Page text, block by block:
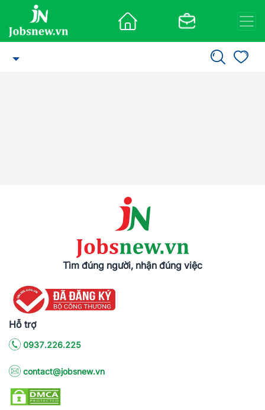
Tìm đúng người, nhận đúng việc
Hỗ trợ
0937.226.225
contact@jobsnew.vn